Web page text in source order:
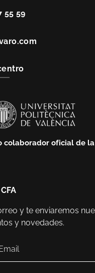
55 59
colaborador oficial de la
y te enviaremos
y novedades.